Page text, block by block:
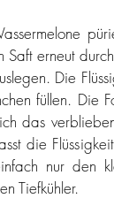
Saft erneut
Die
füllen. Die
das
die
nur den
Tiefkühler.